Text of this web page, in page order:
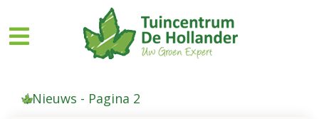
Nieuws - Pagina 2